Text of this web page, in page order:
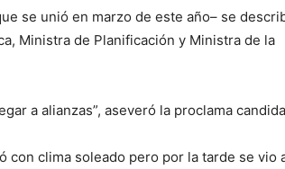
se unió en marzo de este año– se
Ministra de Planificación y Ministra de la
a alianzas”, aseveró la proclama
con clima soleado pero por la tarde se vio